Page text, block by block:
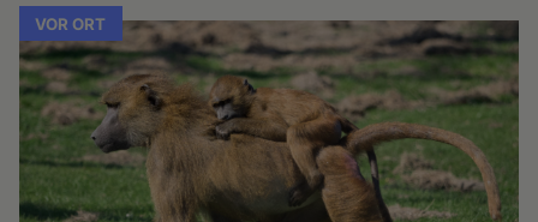
VOR ORT